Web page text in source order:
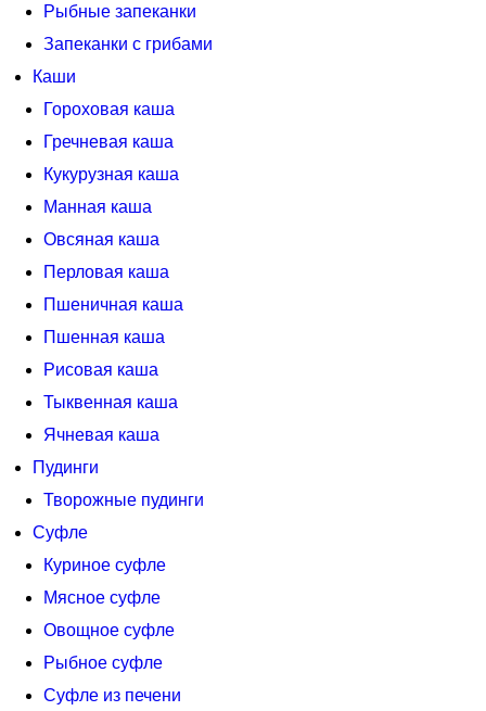
Рыбные запеканки
Запеканки с грибами
Каши
Гороховая каша
Гречневая каша
Кукурузная каша
Манная каша
Овсяная каша
Перловая каша
Пшеничная каша
Пшенная каша
Рисовая каша
Тыквенная каша
Ячневая каша
Пудинги
Творожные пудинги
Суфле
Куриное суфле
Мясное суфле
Овощное суфле
Рыбное суфле
Суфле из печени